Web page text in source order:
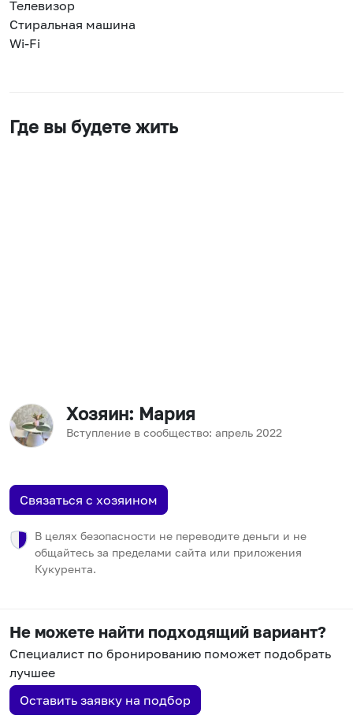
Телевизор
Стиральная машина
Wi-Fi
Где вы будете жить
Хозяин: Мария
Вступление в сообщество: апрель 2022
Связаться с хозяином
В целях безопасности не переводите деньги и не
общайтесь за пределами сайта или приложения
Кукурента.
Не можете найти подходящий вариант?
Специалист по бронированию поможет подобрать
лучшее
Оставить заявку на подбор